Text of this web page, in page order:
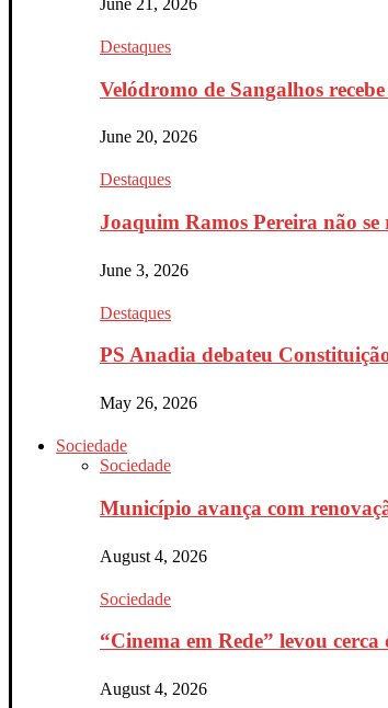
Destaques
Velódromo de Sangalhos
June 20, 2026
Destaques
Joaquim Ramos Pereira não
June 3, 2026
Destaques
PS Anadia debateu
May 26, 2026
Sociedade
Sociedade
Município avança com
August 4, 2026
Sociedade
“Cinema em Rede” levou cerca
August 4, 2026